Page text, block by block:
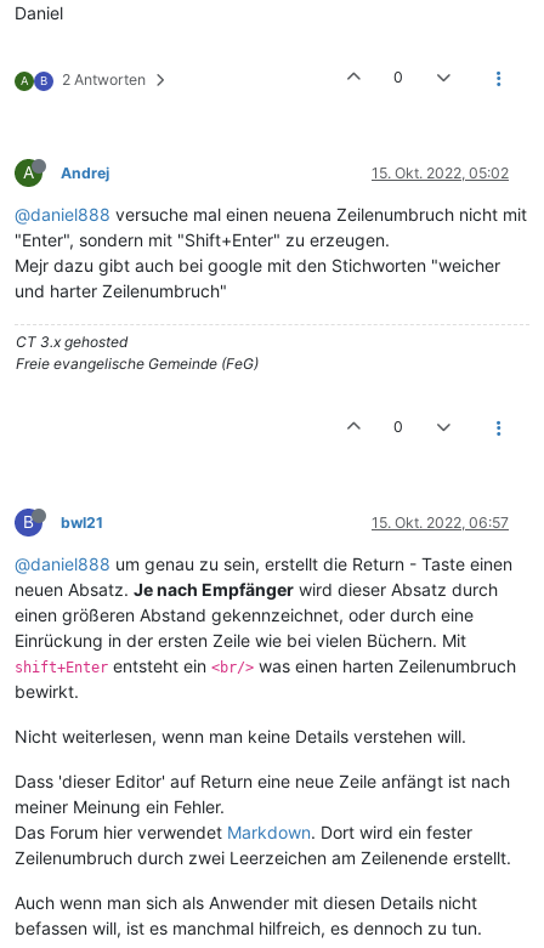
Daniel
A B 2 Antworten 0
A Andrej 15. Okt. 2022, 05:02
@daniel888 versuche mal einen neuena Zeilenumbruch nicht mit
"Enter", sondern mit "Shift+Enter" zu erzeugen.
Mejr dazu gibt auch bei google mit den Stichworten "weicher
und harter Zeilenumbruch"
CT 3.x gehosted
Freie evangelische Gemeinde (FeG)
0
B bwl21 15. Okt. 2022, 06:57
@daniel888 um genau zu sein, erstellt die Return - Taste einen
neuen Absatz. Je nach Empfänger wird dieser Absatz durch
einen größeren Abstand gekennzeichnet, oder durch eine
Einrückung in der ersten Zeile wie bei vielen Büchern. Mit
shift+Enter entsteht ein <br/> was einen harten Zeilenumbruch
bewirkt.
Nicht weiterlesen, wenn man keine Details verstehen will.
Dass 'dieser Editor' auf Return eine neue Zeile anfängt ist nach
meiner Meinung ein Fehler.
Das Forum hier verwendet Markdown. Dort wird ein fester
Zeilenumbruch durch zwei Leerzeichen am Zeilenende erstellt.
Auch wenn man sich als Anwender mit diesen Details nicht
befassen will, ist es manchmal hilfreich, es dennoch zu tun.